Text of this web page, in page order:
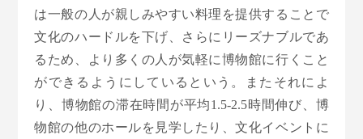
は一般の人が親しみやすい料理を提供することで
文化のハードルを下げ、さらにリーズナブルであ
るため、より多くの人が気軽に博物館に行くこと
ができるようにしているという。またそれによ
り、博物館の滞在時間が平均1.5-2.5時間伸び、博
物館の他のホールを見学したり、文化イベントに